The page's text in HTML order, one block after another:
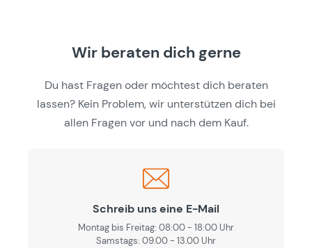
Wir beraten dich gerne
Du hast Fragen oder möchtest dich beraten
lassen? Kein Problem, wir unterstützen dich bei
allen Fragen vor und nach dem Kauf.
Schreib uns eine E-Mail
Montag bis Freitag: 08:00 - 18:00 Uhr
Samstags: 09.00 - 13.00 Uhr